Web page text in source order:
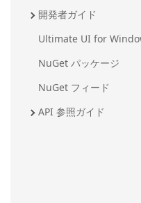
開発者ガイド
Ultimate UI for
NuGet パッケージ
NuGet フィード
API 参照ガイド